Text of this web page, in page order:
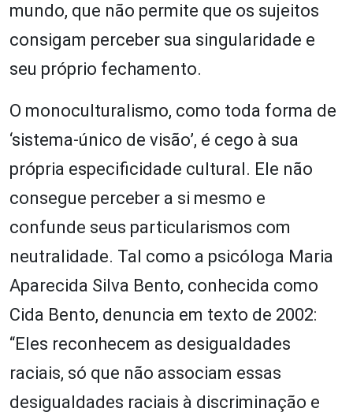
mundo, que não permite que os sujeitos
consigam perceber sua singularidade e
seu próprio fechamento.
O monoculturalismo, como toda forma de
‘sistema-único de visão’, é cego à sua
própria especificidade cultural. Ele não
consegue perceber a si mesmo e
confunde seus particularismos com
neutralidade. Tal como a psicóloga Maria
Aparecida Silva Bento, conhecida como
Cida Bento, denuncia em texto de 2002:
“Eles reconhecem as desigualdades
raciais, só que não associam essas
desigualdades raciais à discriminação e